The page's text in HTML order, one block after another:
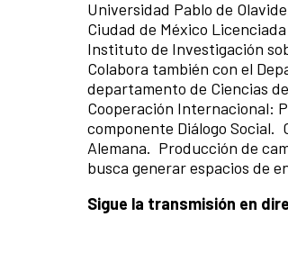
Universidad Pablo de
Ciudad de México
Instituto de Investigación
Colabora también con el
departamento de Ciencias
Cooperación Internacional:
componente Diálogo Social.
Alemana. Producción de
busca generar espacios de
Sigue la transmisión en